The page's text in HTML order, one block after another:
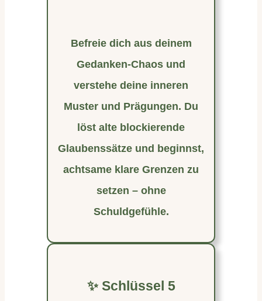
Befreie dich aus deinem
Gedanken-Chaos und
verstehe deine inneren
Muster und Prägungen. Du
löst alte blockierende
Glaubenssätze und beginnst,
achtsame klare Grenzen zu
setzen – ohne
Schuldgefühle.
✨ Schlüssel 5